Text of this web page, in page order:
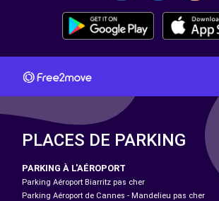
PLACES DE PARKING
PARKING À L'AÉROPORT
Parking Aéroport Biarritz pas cher
Parking Aéroport de Cannes - Mandelieu pas cher